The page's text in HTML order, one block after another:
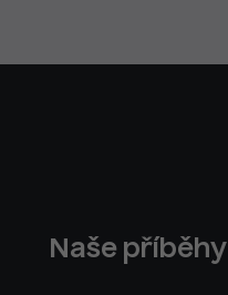
Naše příběhy